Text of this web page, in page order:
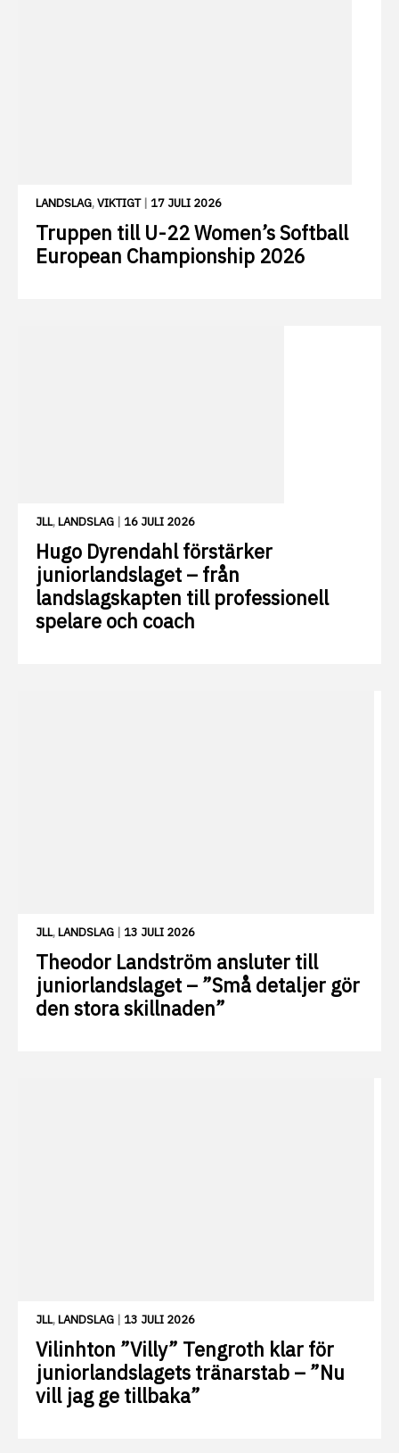
LANDSLAG,VIKTIGT| 17 JULI 2026
Truppen till U-22 Women’s Softball
European Championship 2026
JLL,LANDSLAG | 16 JULI 2026
Hugo Dyrendahl förstärker
juniorlandslaget – från
landslagskapten till professionell
spelare och coach
JLL,LANDSLAG | 13 JULI 2026
Theodor Landström ansluter till
juniorlandslaget – ”Små detaljer gör
den stora skillnaden”
JLL,LANDSLAG | 13 JULI 2026
Vilinhton ”Villy” Tengroth klar för
juniorlandslagets tränarstab – ”Nu
vill jag ge tillbaka”